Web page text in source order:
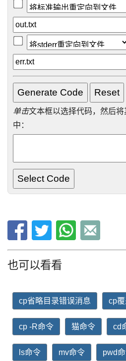
单击文本框以选择代码，然后
中：
也可以看看
cp省略目录错误消息 cp
cp -R命令 猫命令 cd
ls命令 mv命令 pwd